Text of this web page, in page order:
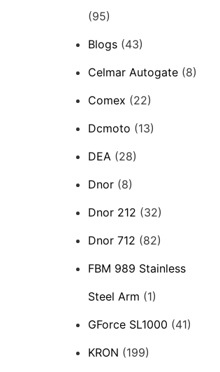
(95)
Blogs(43)
Celmar Autogate(8)
Comex (22)
Dcmoto (13)
DEA (28)
Dnor(8)
Dnor 212 (32)
Dnor 712 (82)
FBM 989 Stainless
Steel Arm (1)
GForce SL1000 (41)
KRON (199)